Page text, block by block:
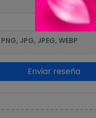
JPG, JPEG, WEBP
Enviar reseña